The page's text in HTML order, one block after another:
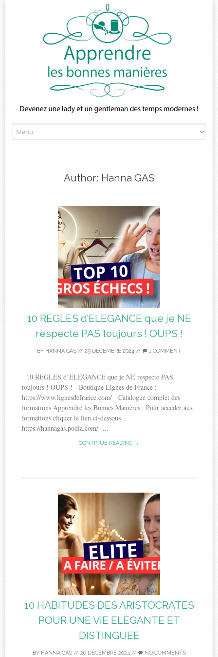
to
Author: Hanna GAS
10 REGLES d’ELEGANCE que je NE
respecte PAS toujours ! OUPS !
BY HANNA GAS // 29 DÉCEMBRE 2024 // 1 COMMENT
10 REGLES d’ELEGANCE que je NE respecte PAS
toujours ! OUPS ! Boutique Lignes de France :
https://www.lignesdefrance.com/ Catalogue complet des
formations Apprendre les Bonnes Manières : Pour accéder aux
formations cliquer le lien ci-dessous
https://hannagas.podia.com/ ...
CONTINUE READING →
10 HABITUDES DES ARISTOCRATES
POUR UNE VIE ELEGANTE ET
DISTINGUEE
BY HANNA GAS// 26 DÉCEMBRE 2024// NO COMMENTS